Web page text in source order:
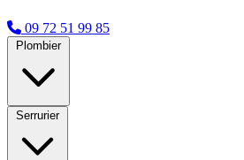
09 72 51 99 85
Plombier
Serrurier